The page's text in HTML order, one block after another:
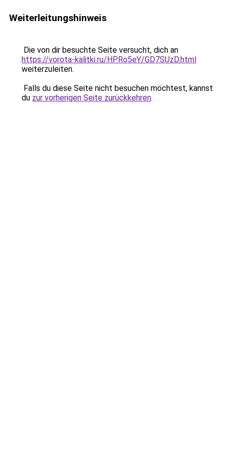
Weiterleitungshinweis
Die von dir besuchte Seite versucht, dich an
https://vorota-kalitki.ru/HPRo5eY/GD7SUzD.html
weiterzuleiten.
Falls du diese Seite nicht besuchen möchtest, kannst
du zur vorherigen Seite zurückkehren.